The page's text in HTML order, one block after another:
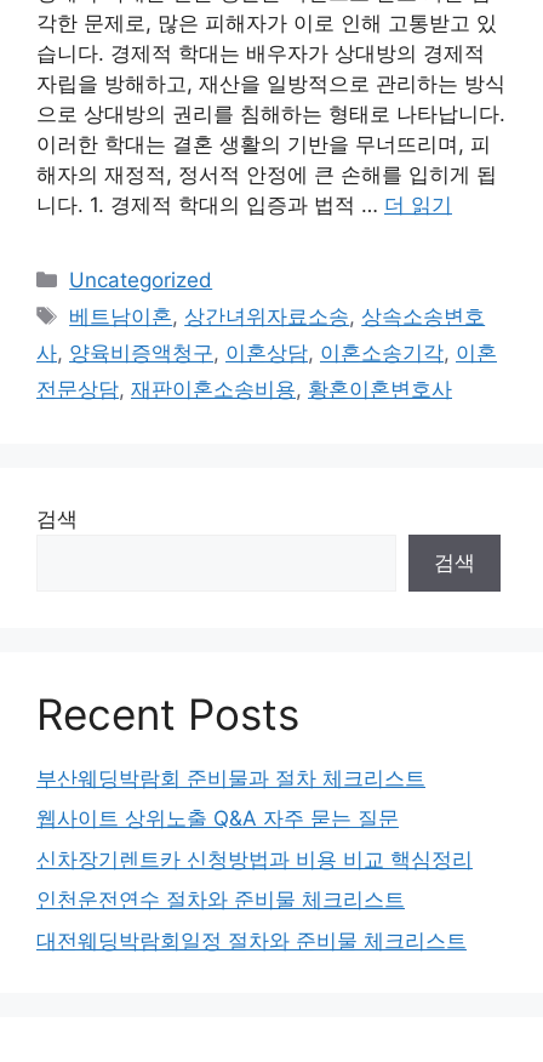
각한 문제로, 많은 피해자가 이로 인해 고통받고 있
습니다. 경제적 학대는 배우자가 상대방의 경제적
자립을 방해하고, 재산을 일방적으로 관리하는 방식
으로 상대방의 권리를 침해하는 형태로 나타납니다.
이러한 학대는 결혼 생활의 기반을 무너뜨리며, 피
해자의 재정적, 정서적 안정에 큰 손해를 입히게 됩
니다. 1. 경제적 학대의 입증과 법적 … 더 읽기
카
테
고
리
Uncategorized
태
그
베트남이혼, 상간녀위자료소송, 상속소송변호
사, 양육비증액청구, 이혼상담, 이혼소송기각, 이혼
전문상담, 재판이혼소송비용, 황혼이혼변호사
검색
검색
Recent Posts
부산웨딩박람회 준비물과 절차 체크리스트
웹사이트 상위노출 Q&A 자주 묻는 질문
신차장기렌트카 신청방법과 비용 비교 핵심정리
인천운전연수 절차와 준비물 체크리스트
대전웨딩박람회일정 절차와 준비물 체크리스트